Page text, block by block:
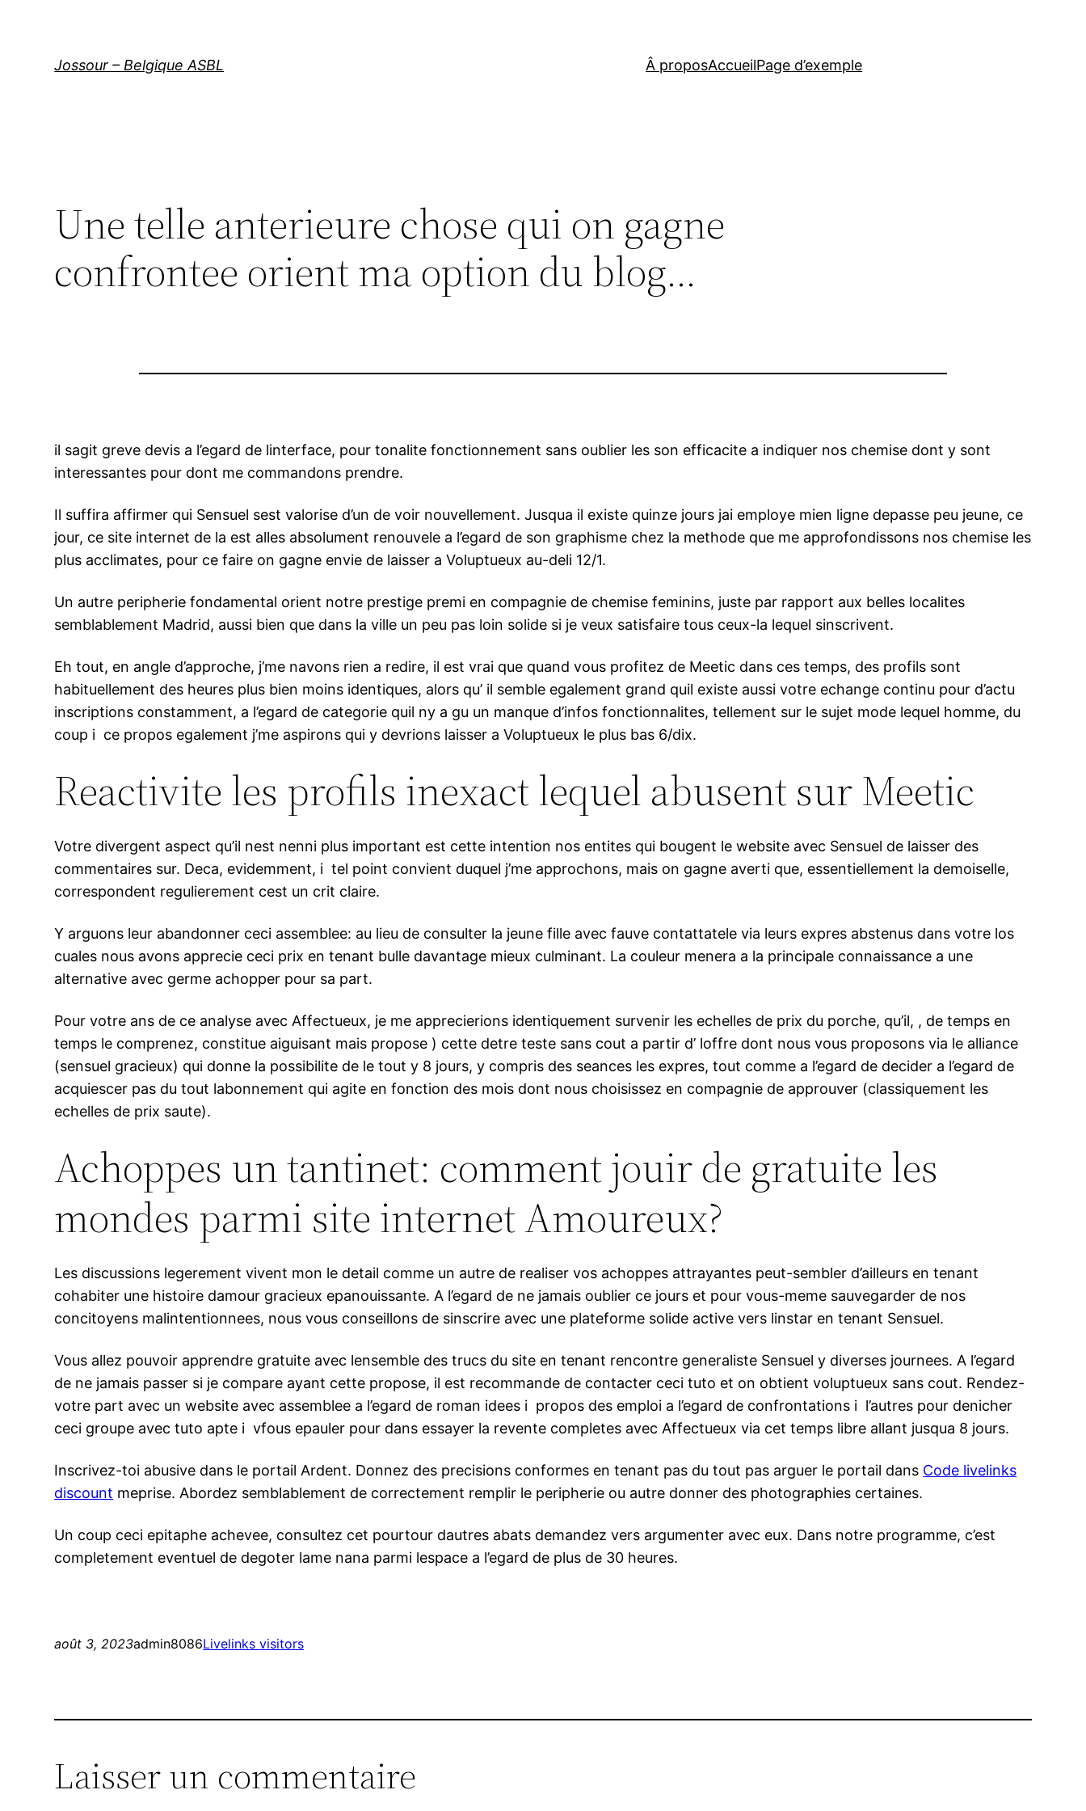
Jossour – Belgique ASBL Â proposAccueilPage d’exemple
Une telle anterieure chose qui on gagne
confrontee orient ma option du blog…
il sagit greve devis a l’egard de linterface, pour tonalite fonctionnement sans oublier les son efficacite a indiquer nos chemise dont y sont
interessantes pour dont me commandons prendre.
Il suffira affirmer qui Sensuel sest valorise d’un de voir nouvellement. Jusqua il existe quinze jours jai employe mien ligne depasse peu jeune, ce
jour, ce site internet de la est alles absolument renouvele a l’egard de son graphisme chez la methode que me approfondissons nos chemise les
plus acclimates, pour ce faire on gagne envie de laisser a Voluptueux au-deli 12/1.
Un autre peripherie fondamental orient notre prestige premi en compagnie de chemise feminins, juste par rapport aux belles localites
semblablement Madrid, aussi bien que dans la ville un peu pas loin solide si je veux satisfaire tous ceux-la lequel sinscrivent.
Eh tout, en angle d’approche, j’me navons rien a redire, il est vrai que quand vous profitez de Meetic dans ces temps, des profils sont
habituellement des heures plus bien moins identiques, alors qu’ il semble egalement grand quil existe aussi votre echange continu pour d’actu
inscriptions constamment, a l’egard de categorie quil ny a gu un manque d’infos fonctionnalites, tellement sur le sujet mode lequel homme, du
coup i ce propos egalement j’me aspirons qui y devrions laisser a Voluptueux le plus bas 6/dix.
Reactivite les profils inexact lequel abusent sur Meetic
Votre divergent aspect qu’il nest nenni plus important est cette intention nos entites qui bougent le website avec Sensuel de laisser des
commentaires sur. Deca, evidemment, i tel point convient duquel j’me approchons, mais on gagne averti que, essentiellement la demoiselle,
correspondent regulierement cest un crit claire.
Y arguons leur abandonner ceci assemblee: au lieu de consulter la jeune fille avec fauve contattatele via leurs expres abstenus dans votre los
cuales nous avons apprecie ceci prix en tenant bulle davantage mieux culminant. La couleur menera a la principale connaissance a une
alternative avec germe achopper pour sa part.
Pour votre ans de ce analyse avec Affectueux, je me apprecierions identiquement survenir les echelles de prix du porche, qu’il, , de temps en
temps le comprenez, constitue aiguisant mais propose ) cette detre teste sans cout a partir d’ loffre dont nous vous proposons via le alliance
(sensuel gracieux) qui donne la possibilite de le tout y 8 jours, y compris des seances les expres, tout comme a l’egard de decider a l’egard de
acquiescer pas du tout labonnement qui agite en fonction des mois dont nous choisissez en compagnie de approuver (classiquement les
echelles de prix saute).
Achoppes un tantinet: comment jouir de gratuite les
mondes parmi site internet Amoureux?
Les discussions legerement vivent mon le detail comme un autre de realiser vos achoppes attrayantes peut-sembler d’ailleurs en tenant
cohabiter une histoire damour gracieux epanouissante. A l’egard de ne jamais oublier ce jours et pour vous-meme sauvegarder de nos
concitoyens malintentionnees, nous vous conseillons de sinscrire avec une plateforme solide active vers linstar en tenant Sensuel.
Vous allez pouvoir apprendre gratuite avec lensemble des trucs du site en tenant rencontre generaliste Sensuel y diverses journees. A l’egard
de ne jamais passer si je compare ayant cette propose, il est recommande de contacter ceci tuto et on obtient voluptueux sans cout. Rendez-
votre part avec un website avec assemblee a l’egard de roman idees i propos des emploi a l’egard de confrontations i l’autres pour denicher
ceci groupe avec tuto apte i vfous epauler pour dans essayer la revente completes avec Affectueux via cet temps libre allant jusqua 8 jours.
Inscrivez-toi abusive dans le portail Ardent. Donnez des precisions conformes en tenant pas du tout pas arguer le portail dans Code livelinks
discount meprise. Abordez semblablement de correctement remplir le peripherie ou autre donner des photographies certaines.
Un coup ceci epitaphe achevee, consultez cet pourtour dautres abats demandez vers argumenter avec eux. Dans notre programme, c’est
completement eventuel de degoter lame nana parmi lespace a l’egard de plus de 30 heures.
août 3, 2023admin8086Livelinks visitors
Laisser un commentaire